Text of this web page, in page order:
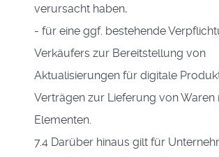
verursacht haben,
- für eine ggf. bestehende
Verkäufers zur Bereitstellung von
Aktualisierungen für digitale
Verträgen zur Lieferung von Waren
Elementen.
7.4 Darüber hinaus gilt für